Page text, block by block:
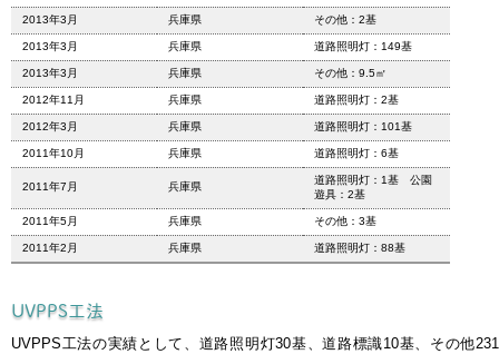
2013年3月 兵庫県 その他：2基
2013年3月 兵庫県 道路照明灯：149基
2013年3月 兵庫県 その他：9.5㎡
2012年11月 兵庫県 道路照明灯：2基
2012年3月 兵庫県 道路照明灯：101基
2011年10月 兵庫県 道路照明灯：6基
2011年7月 兵庫県
道路照明灯：1基 公園
遊具：2基
2011年5月 兵庫県 その他：3基
2011年2月 兵庫県 道路照明灯：88基
UVPPS工法
UVPPS工法の実績として、道路照明灯30基、道路標識10基、その他231